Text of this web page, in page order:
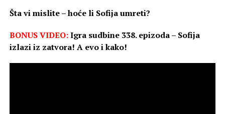
Šta vi mislite – hoće li Sofija umreti?
BONUS VIDEO:Igra sudbine 338. epizoda – Sofija
izlazi iz zatvora! A evo i kako!